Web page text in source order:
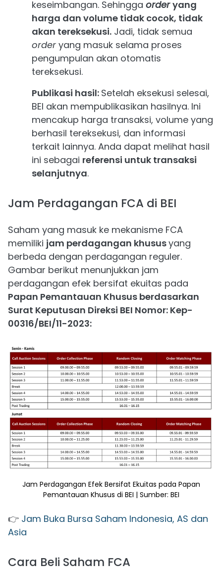
keseimbangan. Sehingga orderyang
harga dan volume tidak cocok, tidak
akan tereksekusi. Jadi, tidak semua
order yang masuk selama proses
pengumpulan akan otomatis
tereksekusi.
Publikasi hasil: Setelah eksekusi selesai,
BEI akan mempublikasikan hasilnya. Ini
mencakup harga transaksi, volume yang
berhasil tereksekusi, dan informasi
terkait lainnya. Anda dapat melihat hasil
ini sebagai referensi untuk transaksi
selanjutnya.
Jam Perdagangan FCA di BEI
Saham yang masuk ke mekanisme FCA
memiliki jam perdagangan khususyang
berbeda dengan perdagangan reguler.
Gambar berikut menunjukkan jam
perdagangan efek bersifat ekuitas pada
Papan Pemantauan Khusus berdasarkan
Surat Keputusan Direksi BEI Nomor: Kep-
00316/BEI/11-2023:
Jam Perdagangan Efek Bersifat Ekuitas pada Papan
Pemantauan Khusus di BEI | Sumber: BEI
👉 Jam Buka Bursa Saham Indonesia, AS dan
Asia
Cara Beli Saham FCA